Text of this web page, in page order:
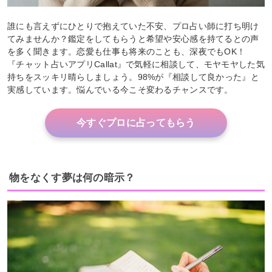
誰にも言えずにひとりで抱えていた不安、プロ占い師に打ち明け
てみませんか？鑑定をしてもらうと希望や安心感を持てるとの声
を多く聞きます。恋愛も仕事も将来のことも、深夜でもOK！
『チャット占いアプリCallat』で気軽に相談して、モヤモヤした気
持ちをスッキリ晴らしましょう。98%が『相談して良かった』と
実感しています。悩んでいる今こそ変わるチャンスです。
今すぐプロに占ってもらう
物をなくす夢は何の暗示？